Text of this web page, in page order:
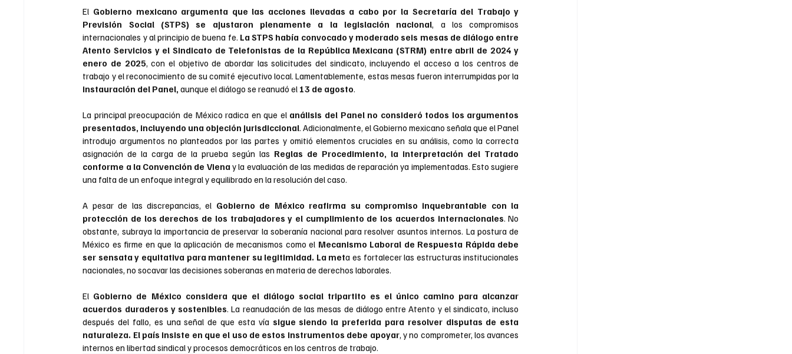
El Gobierno mexicano argumenta que las acciones llevadas a cabo por la Secretaría del Trabajo y
Previsión Social (STPS) se ajustaron plenamente a la legislación nacional, a los compromisos
internacionales y al principio de buena fe. La STPS había convocado y moderado seis mesas de diálogo entre
Atento Servicios y el Sindicato de Telefonistas de la República Mexicana (STRM) entre abril de 2024 y
enero de 2025, con el objetivo de abordar las solicitudes del sindicato, incluyendo el acceso a los centros de
instauración del Panel, aunque el diálogo se reanudó el 13 de agosto.
La principal preocupación de México radica en que el análisis del Panel no consideró todos los argumentos
presentados, incluyendo una objeción jurisdiccional. Adicionalmente, el Gobierno mexicano señala que el Panel
introdujo argumentos no planteados por las partes y omitió elementos cruciales en su análisis, como la correcta
asignación de la carga de la prueba según las Reglas de Procedimiento, la interpretación del Tratado
conforme a la Convención de Viena y la evaluación de las medidas de reparación ya implementadas. Esto sugiere
una falta de un enfoque integral y equilibrado en la resolución del caso.
A pesar de las discrepancias, el Gobierno de México reafirma su compromiso inquebrantable con la
protección de los derechos de los trabajadores y el cumplimiento de los acuerdos internacionales. No
obstante, subraya la importancia de preservar la soberanía nacional para resolver asuntos internos. La postura de
México es firme en que la aplicación de mecanismos como el Mecanismo Laboral de Respuesta Rápida debe
ser sensata y equitativa para mantener su legitimidad. La meta es fortalecer las estructuras institucionales
nacionales, no socavar las decisiones soberanas en materia de derechos laborales.
El Gobierno de México considera que el diálogo social tripartito es el único camino para alcanzar
acuerdos duraderos y sostenibles. La reanudación de las mesas de diálogo entre Atento y el sindicato, incluso
después del fallo, es una señal de que esta vía sigue siendo la preferida para resolver disputas de esta
naturaleza. El país insiste en que el uso de estos instrumentos debe apoyar, y no comprometer, los avances
internos en libertad sindical y procesos democráticos en los centros de trabajo.